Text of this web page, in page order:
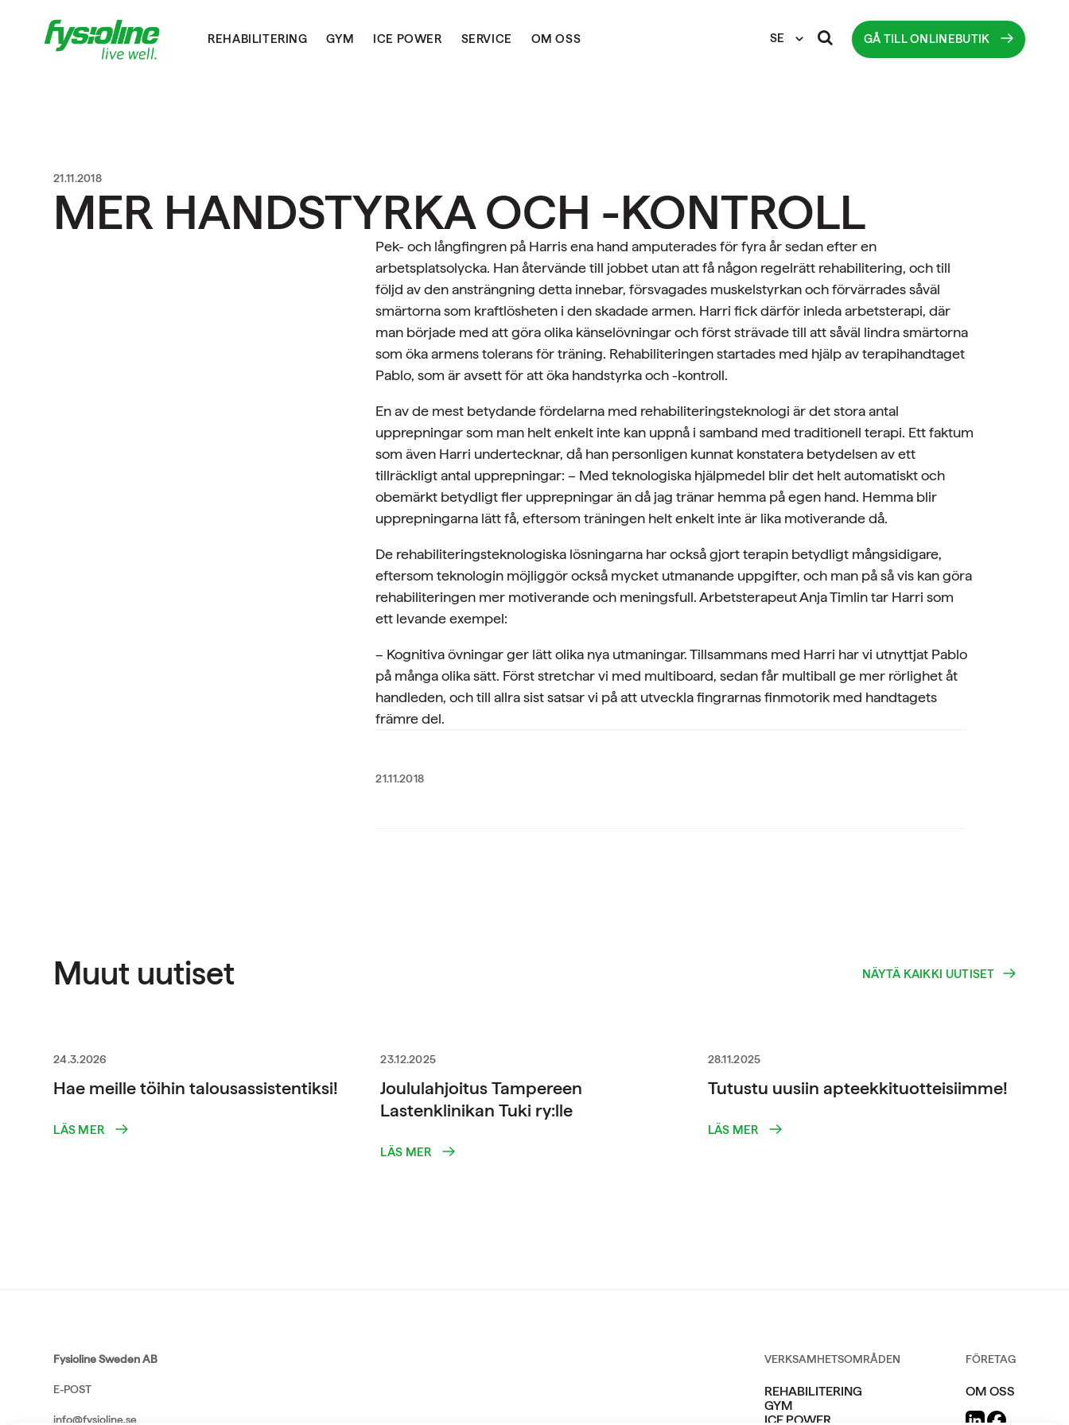
REHABILITERING GYM ICE POWER SERVICE OM OSS SE GÅ TILL ONLINEBUTIK
21.11.2018
MER HANDSTYRKA OCH -KONTROLL
Pek- och långfingren på Harris ena hand amputerades för fyra år sedan efter en
arbetsplatsolycka. Han återvände till jobbet utan att få någon regelrätt rehabilitering, och till
följd av den ansträngning detta innebar, försvagades muskelstyrkan och förvärrades såväl
smärtorna som kraftlösheten i den skadade armen. Harri fick därför inleda arbetsterapi, där
man började med att göra olika känselövningar och först strävade till att såväl lindra smärtorna
som öka armens tolerans för träning. Rehabiliteringen startades med hjälp av terapihandtaget
Pablo, som är avsett för att öka handstyrka och -kontroll.
En av de mest betydande fördelarna med rehabiliteringsteknologi är det stora antal
upprepningar som man helt enkelt inte kan uppnå i samband med traditionell terapi. Ett faktum
som även Harri undertecknar, då han personligen kunnat konstatera betydelsen av ett
tillräckligt antal upprepningar: – Med teknologiska hjälpmedel blir det helt automatiskt och
obemärkt betydligt fler upprepningar än då jag tränar hemma på egen hand. Hemma blir
upprepningarna lätt få, eftersom träningen helt enkelt inte är lika motiverande då.
De rehabiliteringsteknologiska lösningarna har också gjort terapin betydligt mångsidigare,
eftersom teknologin möjliggör också mycket utmanande uppgifter, och man på så vis kan göra
rehabiliteringen mer motiverande och meningsfull. Arbetsterapeut Anja Timlin tar Harri som
ett levande exempel:
– Kognitiva övningar ger lätt olika nya utmaningar. Tillsammans med Harri har vi utnyttjat Pablo
på många olika sätt. Först stretchar vi med multiboard, sedan får multiball ge mer rörlighet åt
handleden, och till allra sist satsar vi på att utveckla fingrarnas finmotorik med handtagets
främre del.
21.11.2018
Muut uutiset NÄYTÄ KAIKKI UUTISET
24.3.2026
Hae meille töihin talousassistentiksi!
LÄS MER
23.12.2025
Joululahjoitus Tampereen
Lastenklinikan Tuki ry:lle
LÄS MER
28.11.2025
Tutustu uusiin apteekkituotteisiimme!
LÄS MER
Fysioline Sweden AB
E-POST
info@fysioline.se
VERKSAMHETSOMRÅDEN
REHABILITERING
GYM
ICE POWER
FÖRETAG
OM OSS